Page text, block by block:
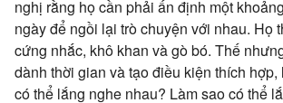
nghị rằng họ cần phải ấn định một
ngày để ngồi lại trò chuyện với nhau. Họ
cứng nhắc, khô khan và gò bó. Thế
dành thời gian và tạo điều kiện thích
có thể lắng nghe nhau? Làm sao có thể